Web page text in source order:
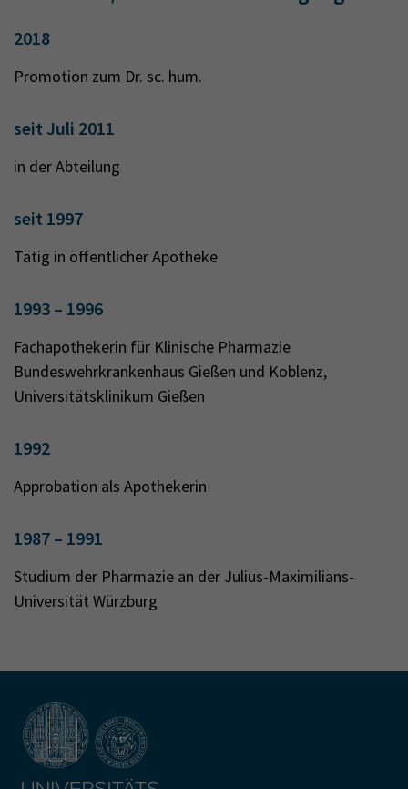
2018
Promotion zum Dr. sc. hum.
seit Juli 2011
in der Abteilung
seit 1997
Tätig in öffentlicher Apotheke
1993 – 1996
Fachapothekerin für Klinische Pharmazie
Bundeswehrkrankenhaus Gießen und Koblenz,
Universitätsklinikum Gießen
1992
Approbation als Apothekerin
1987 – 1991
Studium der Pharmazie an der Julius-Maximilians-
Universität Würzburg